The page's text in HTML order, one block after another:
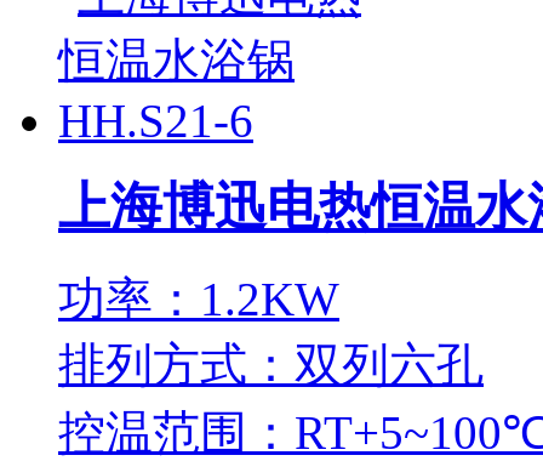
上海博迅电热恒温水
功率：1.2KW
排列方式：双列六孔
控温范围：